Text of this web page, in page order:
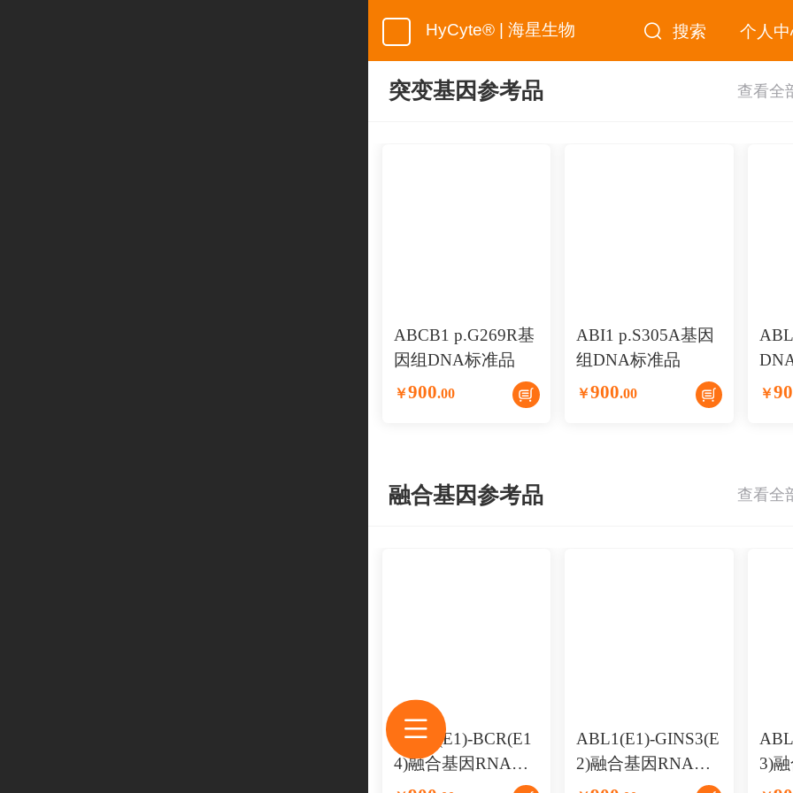
HyCyte® | 海星生物 搜索 个人
突变基因参考品
ABCB1 p.G269R基
因组DNA标准品
￥900.00
ABI1 p.S305A基因
组DNA标准品
￥900.00 ￥
融合基因参考品
ABL1(E1)-BCR(E1
4)融合基因RNA标
准品
ABL1(E1)-GINS3(E
2)融合基因RNA标
准品
3)
准品